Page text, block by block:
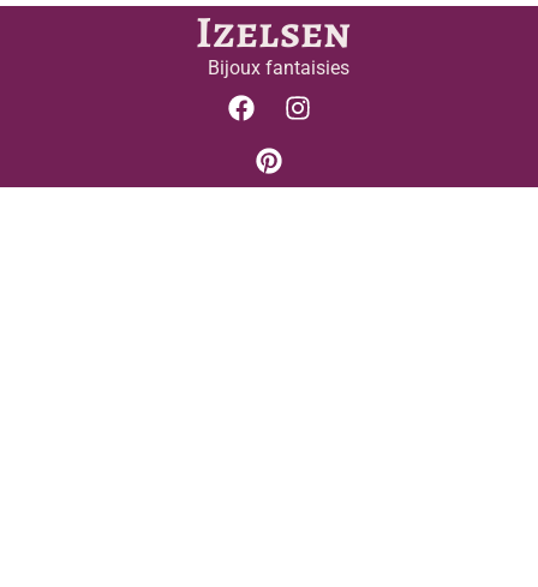
Izelsen
Bijoux fantaisies